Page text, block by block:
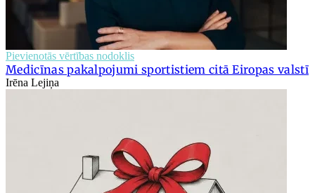
Pievienotās vērtības nodoklis
Medicīnas pakalpojumi sportistiem citā Eiropas valstī
Irēna Lejiņa